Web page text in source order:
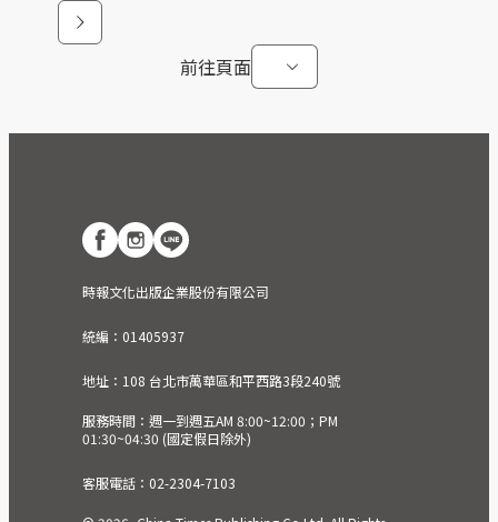
前往頁面
時報文化出版企業股份有限公司
統編：01405937
地址：108 台北市萬華區和平西路3段240號
服務時間：週一到週五AM 8:00~12:00；PM
01:30~04:30 (國定假日除外)
客服電話：02-2304-7103